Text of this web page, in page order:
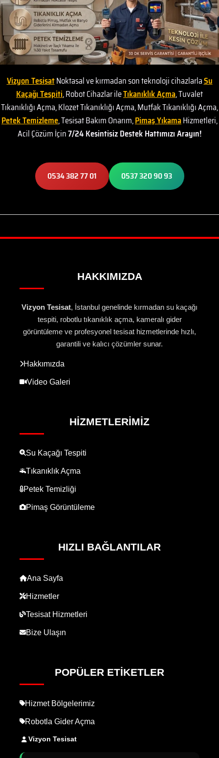
Vizyon TesisatNoktasal ve kırmadan son teknoloji cihazlarlaSu
Kaçağı Tespiti, Robot Cihazlar ileTıkanıklık Açma, Tuvalet
Tıkanıklığı Açma, Klozet Tıkanıklığı Açma, Mutfak Tıkanıklığı Açma,
Petek Temizleme, Tesisat Bakım Onarım,Pimaş YıkamaHizmetleri,
Acil Çözüm İçin7/24 Kesintisiz Destek Hattımızı Arayın!
0534 382 77 01 0537 320 90 93
HAKKIMIZDA
Vizyon Tesisat, İstanbul genelinde kırmadan su kaçağı
tespiti, robotlu tıkanıklık açma, kameralı gider
görüntüleme ve profesyonel tesisat hizmetlerinde hızlı,
garantili ve kalıcı çözümler sunar.
Hakkımızda
Video Galeri
HIZMETLERIMIZ
Su Kaçağı Tespiti
Tıkanıklık Açma
Petek Temizliği
Pimaş Görüntüleme
HIZLI BAĞLANTILAR
Ana Sayfa
Hizmetler
Tesisat Hizmetleri
Bize Ulaşın
POPÜLER ETIKETLER
Hizmet Bölgelerimiz
Robotla Gider Açma
Vizyon Tesisat